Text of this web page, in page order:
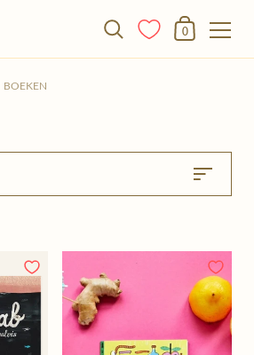
Winkelmandje
0
BOEKEN